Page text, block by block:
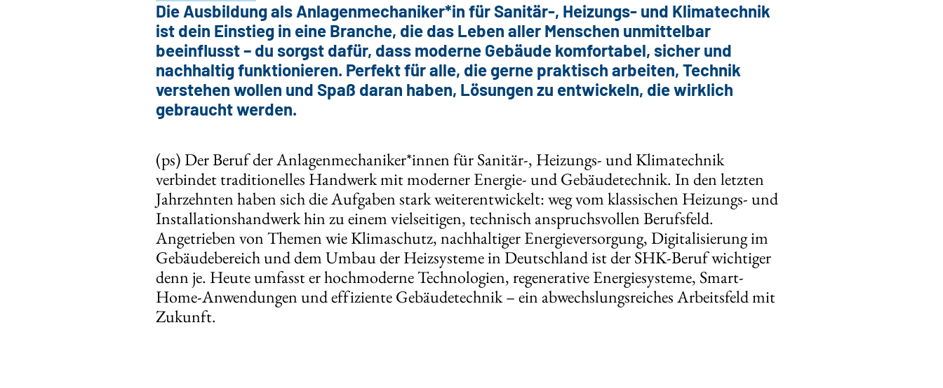
Die Ausbildung als Anlagenmechaniker*in für Sanitär-, Heizungs- und Klimatechnik
ist dein Einstieg in eine Branche, die das Leben aller Menschen unmittelbar
beeinflusst – du sorgst dafür, dass moderne Gebäude komfortabel, sicher und
nachhaltig funktionieren. Perfekt für alle, die gerne praktisch arbeiten, Technik
verstehen wollen und Spaß daran haben, Lösungen zu entwickeln, die wirklich
gebraucht werden.
(ps) Der Beruf der Anlagenmechaniker*innen für Sanitär-, Heizungs- und Klimatechnik
verbindet traditionelles Handwerk mit moderner Energie- und Gebäudetechnik. In den letzten
Jahrzehnten haben sich die Aufgaben stark weiterentwickelt: weg vom klassischen Heizungs- und
Installationshandwerk hin zu einem vielseitigen, technisch anspruchsvollen Berufsfeld.
Angetrieben von Themen wie Klimaschutz, nachhaltiger Energieversorgung, Digitalisierung im
Gebäudebereich und dem Umbau der Heizsysteme in Deutschland ist der SHK-Beruf wichtiger
denn je. Heute umfasst er hochmoderne Technologien, regenerative Energiesysteme, Smart-
Home-Anwendungen und effiziente Gebäudetechnik – ein abwechslungsreiches Arbeitsfeld mit
Zukunft.